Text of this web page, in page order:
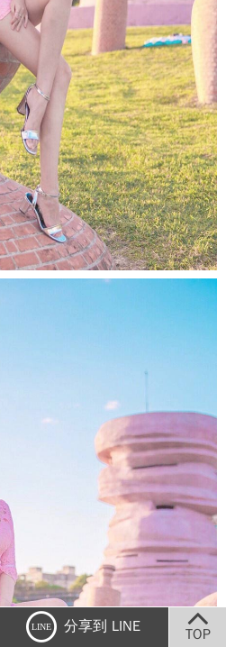
LINE 分享到 LINE TOP